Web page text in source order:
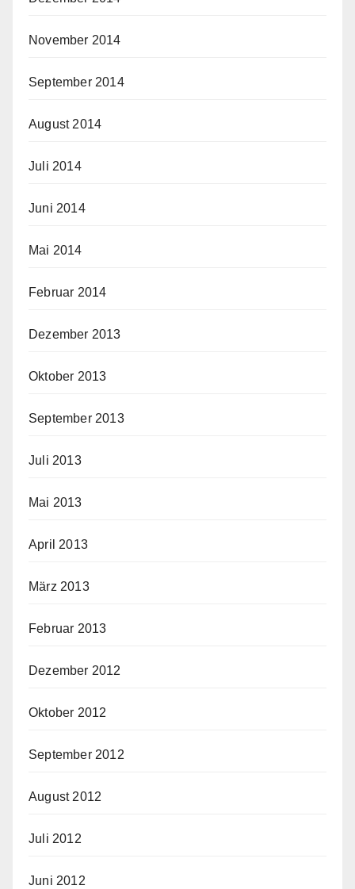
November 2014
September 2014
August 2014
Juli 2014
Juni 2014
Mai 2014
Februar 2014
Dezember 2013
Oktober 2013
September 2013
Juli 2013
Mai 2013
April 2013
März 2013
Februar 2013
Dezember 2012
Oktober 2012
September 2012
August 2012
Juli 2012
Juni 2012